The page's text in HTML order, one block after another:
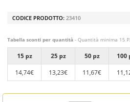
CODICE PRODOTTO: 23410
Tabella sconti per quantità - Quantità minima 15
15 pz 25 pz 50 pz 100
14,74€
13,23€ 11,67€